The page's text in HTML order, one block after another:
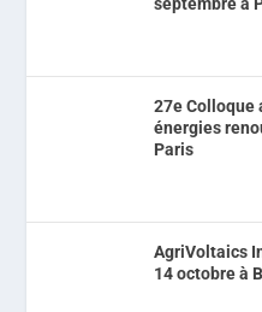
septembre à
27e Colloque
énergies
Paris
AgriVoltaics
14 octobre à